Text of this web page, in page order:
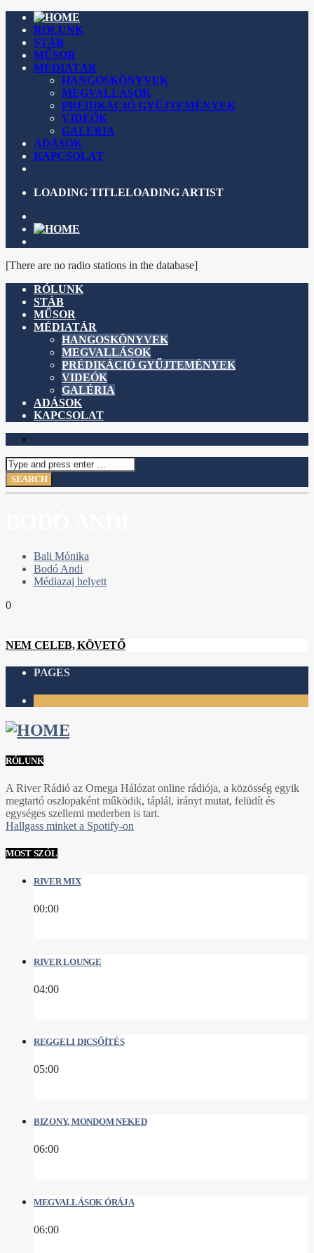
RÓLUNK
STÁB
MŰSOR
MÉDIATÁR
HANGOSKÖNYVEK
MEGVALLÁSOK
PRÉDIKÁCIÓ GYŰJTEMÉNYEK
VIDEÓK
GALÉRIA
ADÁSOK
KAPCSOLAT
LOADING TITLELOADING ARTIST
[There are no radio stations in the database]
RÓLUNK
STÁB
MŰSOR
MÉDIATÁR
HANGOSKÖNYVEK
MEGVALLÁSOK
PRÉDIKÁCIÓ GYŰJTEMÉNYEK
VIDEÓK
GALÉRIA
ADÁSOK
KAPCSOLAT
Bali Mónika
Bodó Andi
Médiazaj helyett
0
NEM CELEB, KÖVETŐ
PAGES
RÓLUNK
A River Rádió az Omega Hálózat online rádiója, a közösség egyik
megtartó oszlopaként működik, táplál, irányt mutat, felüdít és
egységes szellemi mederben is tart.
Hallgass minket a Spotify-on
MOST SZÓL
RIVER MIX
00:00
RIVER LOUNGE
04:00
REGGELI DICSŐÍTÉS
05:00
BIZONY, MONDOM NEKED
06:00
MEGVALLÁSOK ÓRÁJA
06:00